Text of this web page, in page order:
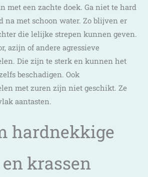
met een zachte doek. Ga niet te hard
na met schoon water. Zo blijven er
die lelijke strepen kunnen geven.
azijn of andere agressieve
Die zijn te sterk en kunnen het
beschadigen. Ook
met zuren zijn niet geschikt. Ze
aantasten.
hardnekkige
krassen